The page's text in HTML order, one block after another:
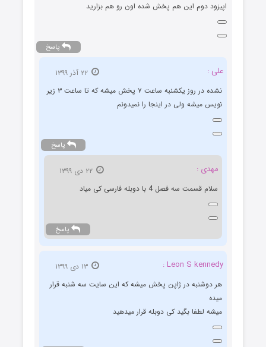
اپیزود دوم این هم پخش شده اون رو هم بزارید
پاسخ
علی :
۲۲ آذر ۱۳۹۹
نشده در روز یکشنبه ساعت ۷ پخش میشه که تا ساعت ۳ زیر
نویس میشه ولی در اینجا را نمیدونم
پاسخ
مهدی :
۲۲ دی ۱۳۹۹
سلام قسمت سه فصل 4 با دوبله فارسی کی میاد
پاسخ
Leon S kennedy :
۱۳ دی ۱۳۹۹
هر دوشنبه در ژاپن پخش میشه که این سایت سه شنبه قرار
میده
میشه لطفا بگید کی دوبله قرار میدهید